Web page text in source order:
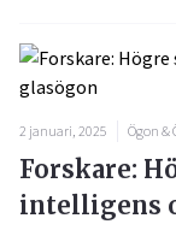
2 januari, 2025 Ögon &
Forskare:
intelligens